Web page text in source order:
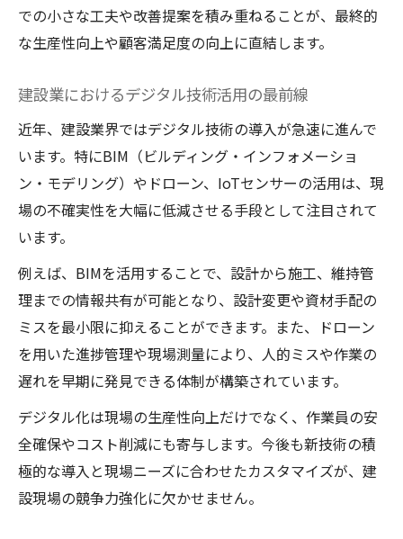
での小さな工夫や改善提案を積み重ねることが、最終的
な生産性向上や顧客満足度の向上に直結します。
建設業におけるデジタル技術活用の最前線
近年、建設業界ではデジタル技術の導入が急速に進んで
います。特にBIM（ビルディング・インフォメーショ
ン・モデリング）やドローン、IoTセンサーの活用は、現
場の不確実性を大幅に低減させる手段として注目されて
います。
例えば、BIMを活用することで、設計から施工、維持管
理までの情報共有が可能となり、設計変更や資材手配の
ミスを最小限に抑えることができます。また、ドローン
を用いた進捗管理や現場測量により、人的ミスや作業の
遅れを早期に発見できる体制が構築されています。
デジタル化は現場の生産性向上だけでなく、作業員の安
全確保やコスト削減にも寄与します。今後も新技術の積
極的な導入と現場ニーズに合わせたカスタマイズが、建
設現場の競争力強化に欠かせません。